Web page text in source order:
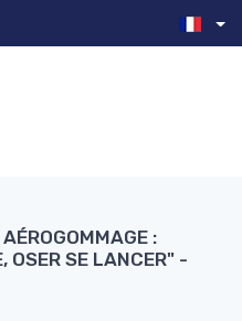
:
OSER SE LANCER" -